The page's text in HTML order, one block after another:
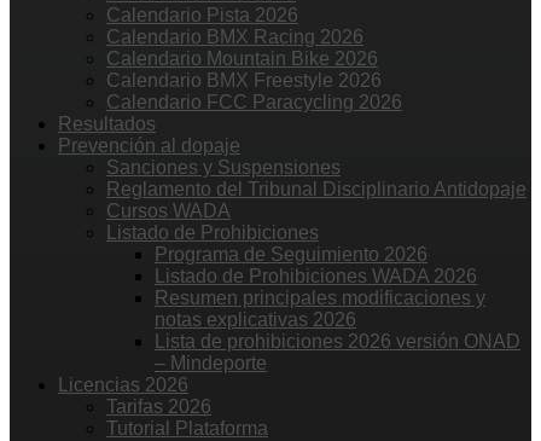
Calendario Pista 2026
Calendario BMX Racing 2026
Calendario Mountain Bike 2026
Calendario BMX Freestyle 2026
Calendario FCC Paracycling 2026
Resultados
Prevención al dopaje
Sanciones y Suspensiones
Reglamento del Tribunal Disciplinario Antidopaje
Cursos WADA
Listado de Prohibiciones
Programa de Seguimiento 2026
Listado de Prohibiciones WADA 2026
Resumen principales modificaciones y
notas explicativas 2026
Lista de prohibiciones 2026 versión ONAD
– Mindeporte
Licencias 2026
Tarifas 2026
Tutorial Plataforma